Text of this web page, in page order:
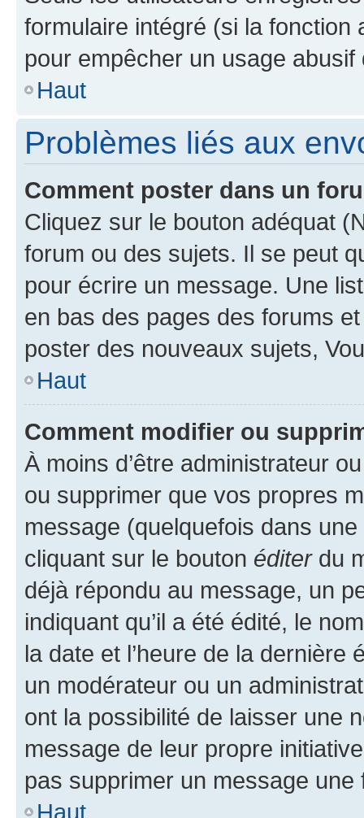
formulaire intégré (si la fonction
pour empêcher un usage
Haut
Problèmes liés aux
Comment poster dans un
Cliquez sur le bouton adéquat
forum ou des sujets. Il se peut
pour écrire un message. Une
en bas des pages des forums
poster des nouveaux sujets,
Haut
Comment modifier ou
À moins d’être administrateur
ou supprimer que vos propres
message (quelquefois dans
cliquant sur le bouton éditerdu
déjà répondu au message, un
indiquant qu’il a été édité, le
la date et l’heure de la dernière
un modérateur ou un
ont la possibilité de laisser une
message de leur propre
pas supprimer un message une
Haut